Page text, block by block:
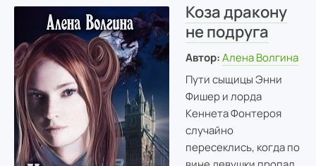
Коза дракону
не подруга
Автор: Алена Волгина
Пути сыщицы Энни
Фишер и лорда
Кеннета Фонтероя
случайно
пересеклись, когда по